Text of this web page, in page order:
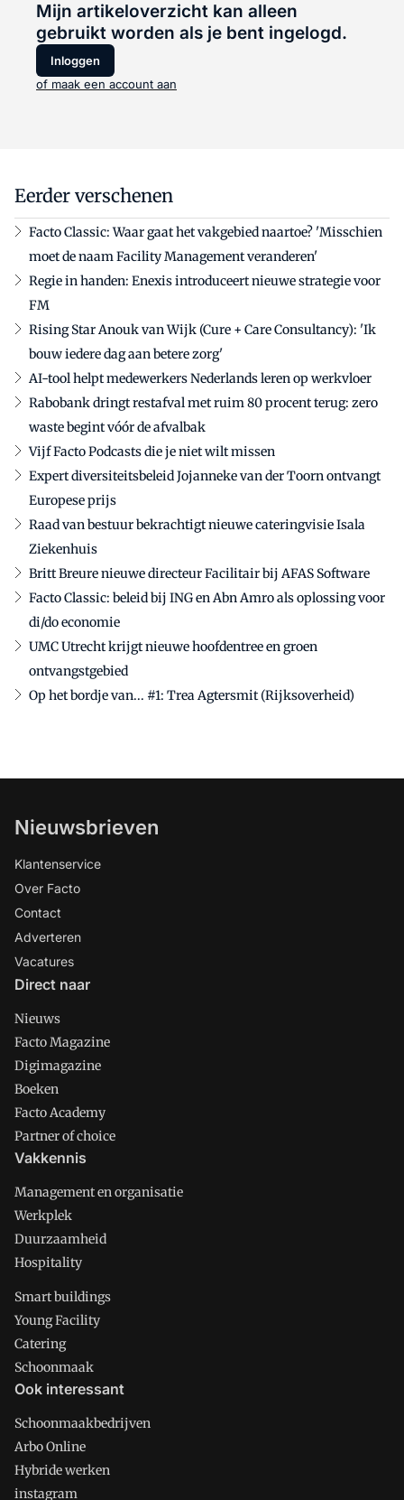
Mijn artikeloverzicht kan alleen
gebruikt worden als je bent ingelogd.
Inloggen
of maak een account aan
Eerder verschenen
Facto Classic: Waar gaat het vakgebied naartoe? 'Misschien
moet de naam Facility Management veranderen'
Regie in handen: Enexis introduceert nieuwe strategie voor
FM
Rising Star Anouk van Wijk (Cure + Care Consultancy): 'Ik
bouw iedere dag aan betere zorg'
AI-tool helpt medewerkers Nederlands leren op werkvloer
Rabobank dringt restafval met ruim 80 procent terug: zero
waste begint vóór de afvalbak
Vijf Facto Podcasts die je niet wilt missen
Expert diversiteitsbeleid Jojanneke van der Toorn ontvangt
Europese prijs
Raad van bestuur bekrachtigt nieuwe cateringvisie Isala
Ziekenhuis
Britt Breure nieuwe directeur Facilitair bij AFAS Software
Facto Classic: beleid bij ING en Abn Amro als oplossing voor
di/do economie
UMC Utrecht krijgt nieuwe hoofdentree en groen
ontvangstgebied
Op het bordje van... #1: Trea Agtersmit (Rijksoverheid)
Nieuwsbrieven
Klantenservice
Over Facto
Contact
Adverteren
Vacatures
Direct naar
Nieuws
Facto Magazine
Digimagazine
Boeken
Facto Academy
Partner of choice
Vakkennis
Management en organisatie
Werkplek
Duurzaamheid
Hospitality
Smart buildings
Young Facility
Catering
Schoonmaak
Ook interessant
Schoonmaakbedrijven
Arbo Online
Hybride werken
instagram